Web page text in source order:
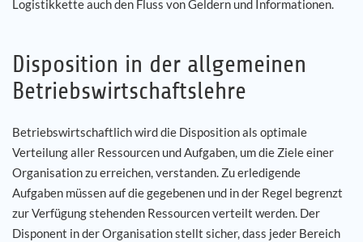
Logistikkette auch den Fluss von Geldern und Informationen.
Disposition in der allgemeinen
Betriebswirtschaftslehre
Betriebswirtschaftlich wird die Disposition als optimale
Verteilung aller Ressourcen und Aufgaben, um die Ziele einer
Organisation zu erreichen, verstanden. Zu erledigende
Aufgaben müssen auf die gegebenen und in der Regel begrenzt
zur Verfügung stehenden Ressourcen verteilt werden. Der
Disponent in der Organisation stellt sicher, dass jeder Bereich